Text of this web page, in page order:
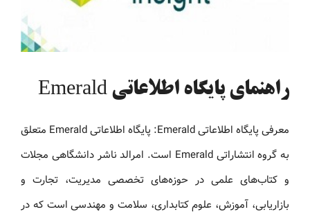
راهنمای پایگاه اطلاعاتی Emerald
معرفی پایگاه اطلاعاتی Emerald: پایگاه اطلاعاتی Emerald متعلق
به گروه انتشاراتی Emerald است. امرالد ناشر دانشگاهی مجلات
و کتاب‌های علمی در حوزه‌های تخصصی مدیریت، تجارت و
بازاریابی، آموزش، علوم کتابداری، سلامت و مهندسی است که در